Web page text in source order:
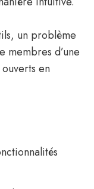
un problème
membres d’une
en